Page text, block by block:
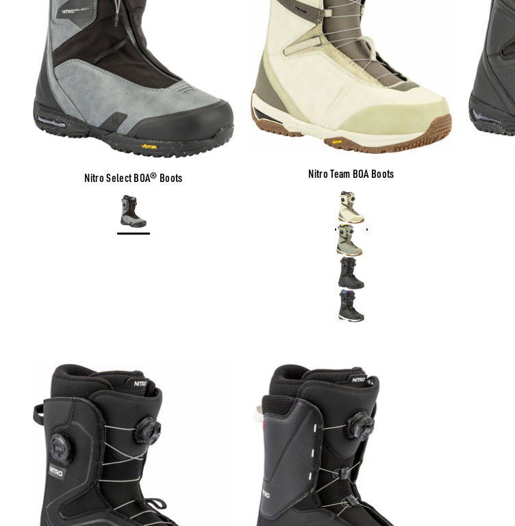
Nitro Select BOA® Boots
ColorCharcoal-Black
Nitro Team BOA Boots
ColorDesert
Sage
Black
Black-Tie Dye